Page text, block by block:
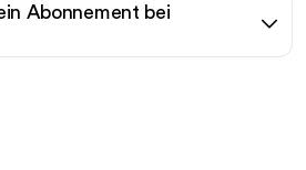
Abonnement bei